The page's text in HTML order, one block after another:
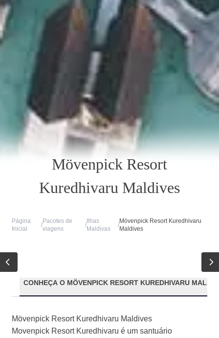
Mövenpick Resort
Kuredhivaru Maldives
Página
Inicial
/
Pacotes de
viagens
/
Ilhas
Maldivas
/
Mövenpick Resort Kuredhivaru
Maldives
CONHEÇA O MÖVENPICK RESORT KUREDHIVARU
Mövenpick Resort Kuredhivaru Maldives
Movenpick Resort Kuredhivaru é um santuário